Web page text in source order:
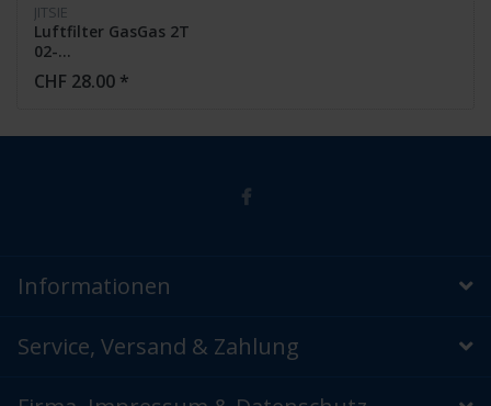
JITSIE
Luftfilter GasGas 2T
02-...
CHF 28.00 *
Informationen
Service, Versand & Zahlung